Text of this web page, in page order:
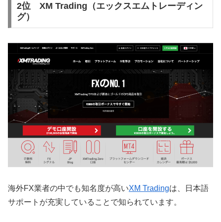
2位 XM Trading（エックスエムトレーディン
グ）
海外FX業者の中でも知名度が高いXM Tradingは、日本語
サポートが充実していることで知られています。